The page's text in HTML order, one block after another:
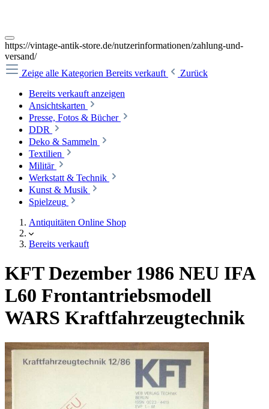
https://vintage-antik-store.de/nutzerinformationen/zahlung-und-
versand/
Zeige alle Kategorien Bereits verkauft
Zurück
Bereits verkauft anzeigen
Ansichtskarten
Presse, Fotos & Bücher
DDR
Deko & Sammeln
Textilien
Militär
Werkstatt & Technik
Kunst & Musik
Spielzeug
Antiquitäten Online Shop
Bereits verkauft
KFT Dezember 1986 NEU IFA
L60 Frontantriebsmodell
WARS Kraftfahrzeugtechnik